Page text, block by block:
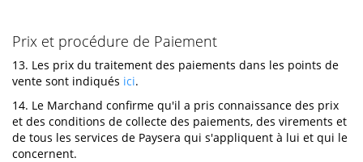
Prix et procédure de Paiement
13. Les prix du traitement des paiements dans les points de
vente sont indiqués ici.
14. Le Marchand confirme qu'il a pris connaissance des prix
et des conditions de collecte des paiements, des virements et
de tous les services de Paysera qui s'appliquent à lui et qui le
concernent.